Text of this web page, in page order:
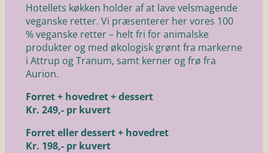
Hotellets køkken holder af at lave velsmagende
veganske retter. Vi præsenterer her vores 100
% veganske retter – helt fri for animalske
produkter og med økologisk grønt fra markerne
i Attrup og Tranum, samt kerner og frø fra
Aurion.
Forret + hovedret + dessert
Kr. 249,- pr kuvert
Forret eller dessert + hovedret
Kr. 198,- pr kuvert